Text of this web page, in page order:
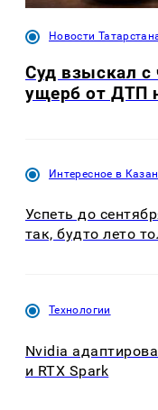
Новости
Суд взыскал с
ущерб от ДТП
Интересное в
Успеть до
так, будто лето
Технологии
Nvidia
и RTX Spark